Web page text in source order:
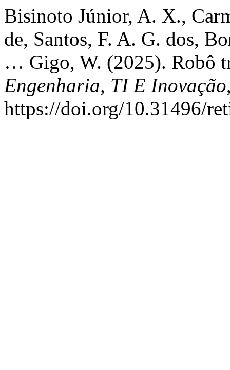
Bisinoto Júnior, A. X.,
de, Santos, F. A. G. dos,
… Gigo, W. (2025). Robô
Engenharia, TI E Inovação
https://doi.org/10.31496/